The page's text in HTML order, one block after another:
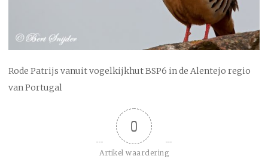
Rode Patrijs vanuit vogelkijkhut BSP6 in de Alentejo regio
van Portugal
0
Artikel waardering